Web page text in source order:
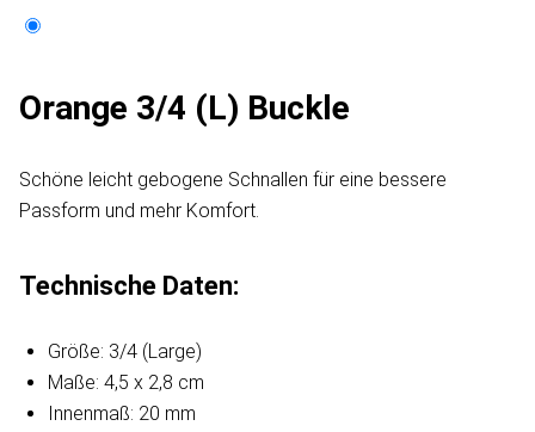
Orange 3/4 (L) Buckle
Schöne leicht gebogene Schnallen für eine bessere
Passform und mehr Komfort.
Technische Daten:
Größe: 3/4 (Large)
Maße: 4,5 x 2,8 cm
Innenmaß: 20 mm